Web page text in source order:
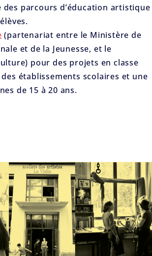
parcours d’éducation artistique
(partenariat entre le Ministère de
et de la Jeunesse, et le
pour des projets en classe
établissements scolaires et une
de 15 à 20 ans.